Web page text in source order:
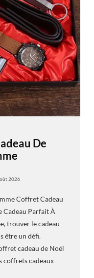
De
2026
Coffret Cadeau
Cadeau Parfait À
trouver le cadeau
être un défi.
cadeau de Noël
coffrets cadeaux